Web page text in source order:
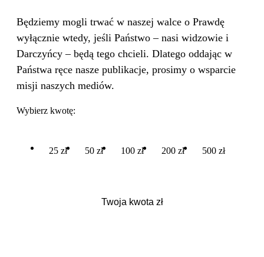
Będziemy mogli trwać w naszej walce o Prawdę
wyłącznie wtedy, jeśli Państwo – nasi widzowie i
Darczyńcy – będą tego chcieli. Dlatego oddając w
Państwa ręce nasze publikacje, prosimy o wsparcie
misji naszych mediów.
Wybierz kwotę:
25 zł 50 zł 100 zł 200 zł 500 zł